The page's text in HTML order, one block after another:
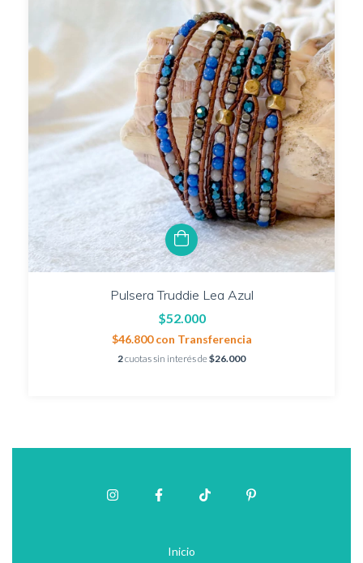
Pulsera Truddie Lea Azul
$52.000
$46.800con Transferencia
2cuotas sin interés de$26.000
Inicio